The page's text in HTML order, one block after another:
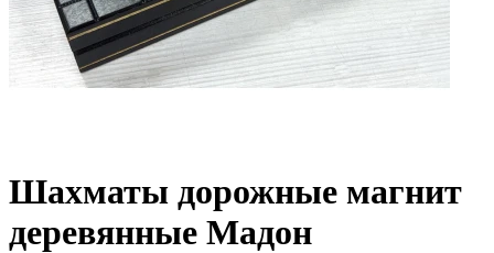
Шахматы дорожные магнит
деревянные Мадон